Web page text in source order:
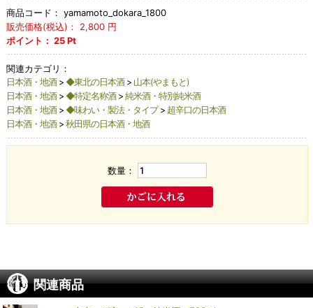
商品コード： yamamoto_dokara_1800
販売価格(税込)：
2,800円
ポイント： 25Pt
関連カテゴリ：
日本酒・地酒> ◆東北の日本酒> 山本(やまもと)
日本酒・地酒> ◆特定名称酒> 純米酒・特別純米酒
日本酒・地酒> ◆味わい・製法・タイプ> 超辛口の日本酒
日本酒・地酒> 秋田県の日本酒・地酒
数量：
関連商品